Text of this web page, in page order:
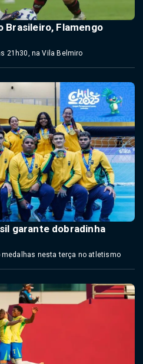
Brasileiro, Flamengo
21h30, na Vila Belmiro
garante dobradinha
nesta terça no atletismo